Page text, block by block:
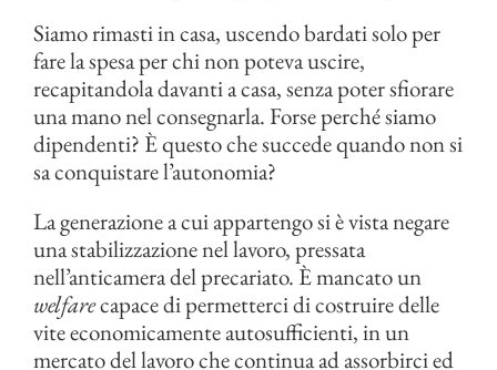
Siamo rimasti in casa, uscendo bardati solo per
fare la spesa per chi non poteva uscire,
recapitandola davanti a casa, senza poter sfiorare
una mano nel consegnarla. Forse perché siamo
dipendenti? È questo che succede quando non si
sa conquistare l’autonomia?
La generazione a cui appartengo si è vista negare
una stabilizzazione nel lavoro, pressata
nell’anticamera del precariato. È mancato un
welfarecapace di permetterci di costruire delle
vite economicamente autosufficienti, in un
mercato del lavoro che continua ad assorbirci ed